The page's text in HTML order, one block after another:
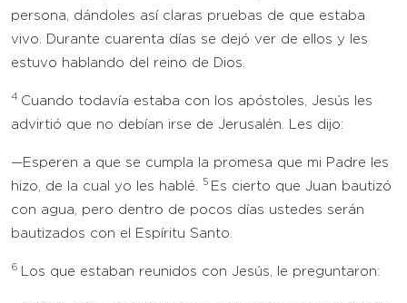
persona, dándoles así claras pruebas de que estaba
vivo. Durante cuarenta días se dejó ver de ellos y les
estuvo hablando del reino de Dios.
4 Cuando todavía estaba con los apóstoles, Jesús les
advirtió que no debían irse de Jerusalén. Les dijo:
—Esperen a que se cumpla la promesa que mi Padre les
hizo, de la cual yo les hablé.
5 Es cierto que Juan bautizó
con agua, pero dentro de pocos días ustedes serán
bautizados con el Espíritu Santo.
6 Los que estaban reunidos con Jesús, le preguntaron: